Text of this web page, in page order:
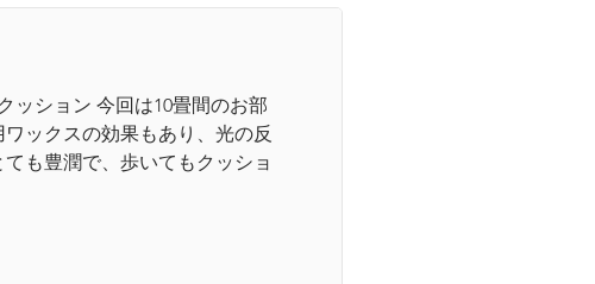
流石 美事 羽衣
ション 今回は10畳間のお部
ックスの効果もあり、光の反
も豊潤で、歩いてもクッショ